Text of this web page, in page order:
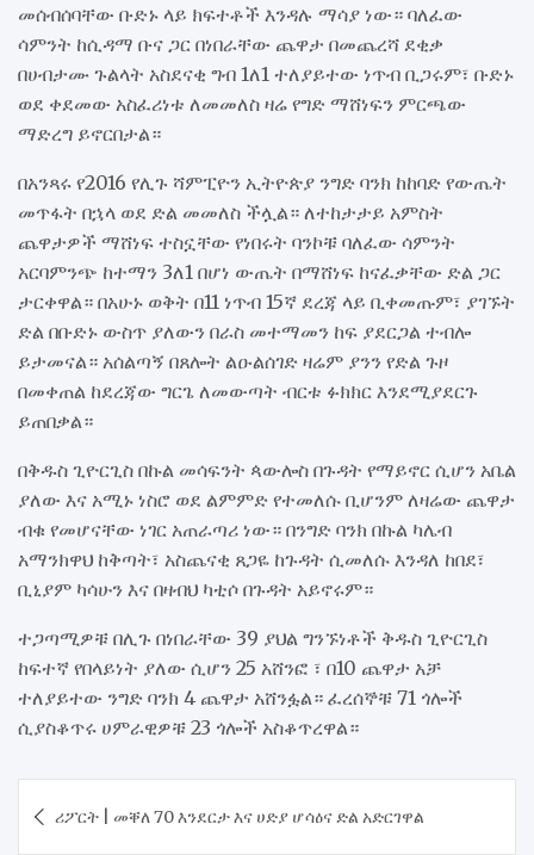
መሰብሰባቸው ቡድኑ ላይ ክፍተቶች እንዳሉ ማሳያ ነው። ባለፈው
ሳምንት ከሲዳማ ቡና ጋር በነበራቸው ጨዋታ በመጨረሻ ደቂቃ
በሀብታሙ ጉልላት አስደናቂ ግብ 1ለ1 ተለያይተው ነጥብ ቢጋሩም፣ ቡድኑ
ወደ ቀደመው አስፈሪነቱ ለመመለስ ዛሬ የግድ ማሸነፍን ምርጫው
ማድረግ ይኖርበታል።
በአንጻሩ የ2016 የሊጉ ሻምፒዮን ኢትዮጵያ ንግድ ባንክ ከከባድ የውጤት
መጥፋት በኋላ ወደ ድል መመለስ ችሏል። ለተከታታይ አምስት
ጨዋታዎች ማሸነፍ ተስኗቸው የነበሩት ባንኮቹ ባለፈው ሳምንት
አርባምንጭ ከተማን 3ለ1 በሆነ ውጤት በማሸነፍ ከናፈቃቸው ድል ጋር
ታርቀዋል። በአሁኑ ወቅት በ11 ነጥብ 15ኛ ደረጃ ላይ ቢቀመጡም፣ ያገኙት
ድል በቡድኑ ውስጥ ያለውን በራስ መተማመን ከፍ ያደርጋል ተብሎ
ይታመናል። አሰልጣኝ በጸሎት ልዑልሰገድ ዛሬም ያንን የድል ጉዞ
በመቀጠል ከደረጃው ግርጌ ለመውጣት ብርቱ ፉክክር እንደሚያደርጉ
ይጠበቃል።
በቅዱስ ጊዮርጊስ በኩል መሳፍንት ጳውሎስ በጉዳት የማይኖር ሲሆን አቤል
ያለው እና አሚኑ ነስሮ ወደ ልምምድ የተመለሱ ቢሆንም ለዛሬው ጨዋታ
ብቁ የመሆናቸው ነገር አጠራጣሪ ነው። በንግድ ባንክ በኩል ካሌብ
አማንክዋህ ከቅጣት፣ አስጨናቂ ጸጋዬ ከጉዳት ሲመለሱ እንዳለ ከበደ፣
ቢኒያም ካሳሁን እና በዛብህ ካቲሶ በጉዳት አይኖሩም።
ተጋጣሚዎቹ በሊጉ በነበራቸው 39 ያህል ግንኙነቶች ቅዱስ ጊዮርጊስ
ከፍተኛ የበላይነት ያለው ሲሆን 25 አሸንፎ ፣ በ10 ጨዋታ አቻ
ተለያይተው ንግድ ባንክ 4 ጨዋታ አሸንፏል። ፈረሰኞቹ 71 ጎሎች
ሲያስቆጥሩ ሀምራዊዎቹ 23 ጎሎች አስቆጥረዋል።
navigation
ሪፖርት | መቐለ 70 እንደርታ እና ሀድያ ሆሳዕና ድል አድርገዋል